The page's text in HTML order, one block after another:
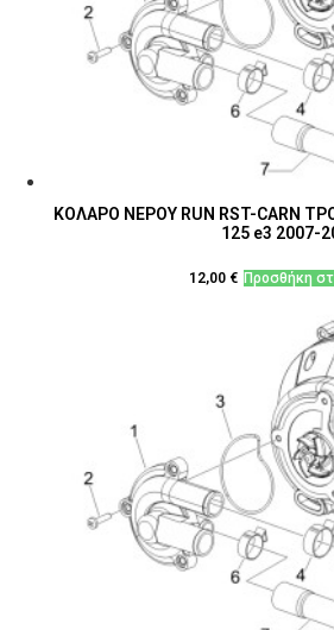
ΚΟΛΑΡΟ ΝΕΡΟΥ RUN RST-CARN
125 e3 2007-
12,00 € Προσθήκη